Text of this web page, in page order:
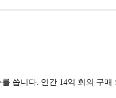
씁니다. 연간 14억 회의 구